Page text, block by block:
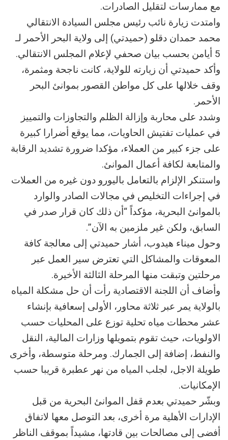
مع ممارسات لتقليل الصادرات.
وامتدت زيارة نائب رئيس مجلس السيادة الانتقالي
محمد حمدان دقلو (حميدتي) إلى ولاية البحر الأحمر لـ
5 أيامن بحسب بيان صحفي لإعلام المجلس الانتقالي.
وأكد حميدتي أن زيارته للولاية، كانت ناجحة ومثمرة،
وقف خلالها على كل مواطن القصور بموانئ البحر
الأحمر.
وشدد على محاربة وإزالة الظلم والتجاوزات والتمييز
في عمليات تفتيش الحاويات، مما يوقع أضرارا كبيرة
على جزء كبير من العملاء، مؤكدا ضرورة تشديد الرقابة
والمتابعة لكافة أعمال الموانئ.
واستنكر الإلزام بالتعامل باليورو دون غيره من العملات
في إجراءات التخليص في مجالات الصادر والوارد
بالموانئ البحرية، مؤكداً “أن ذلك كان قرار صدر في
السابق، ولكن غير ملزمين به الآن”.
وحول ميناء هيدوب، أشار حميدتي إلى معالجة كافة
المعوقات والمشاكل التي تعترض سير العمل عبر
مرحلتين وتبقت منها المرحلة الثالثة الأخيرة.
وأضاف أن اللجنة الاقتصادية رأت أن حل مشكلة المياه
بالولاية يمر عبر ثلاثة محاور، الأولى إسعافية بإنشاء
عشر محطات مياه تحلية توزع على المحليات حسب
الاولويات، حيث تقوم بتمويلها وزارات المالية، النقل
والنفط، إضافة إلى الجمارك. ومرحلة متوسطة، وأخرى
طويلة الاجل، لجلب المياه من نهر عطبرة قريبا حسب
الإمكانيات.
وبشّر حميدتي بعدم قفل الموانئ البحرية من قبل
الإدارات الأهلية مرة أخرى، بعد التوصل معها لاتفاق
أفضى إلى مصالحات بين قادتها، مشيداً بموقف الناظر